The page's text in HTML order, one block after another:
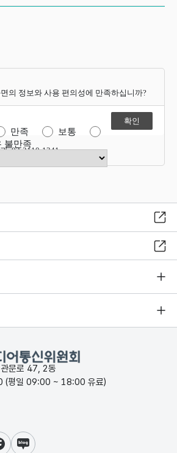
의 정보와 사용 편의성에 만족하십니까?
만족
보통
불만족
02-2110-1341
문로 47, 2동
평일 09:00 ~ 18:00 유료)